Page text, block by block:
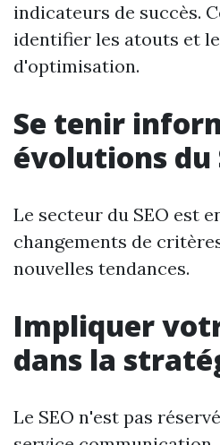
indicateurs de succès.
identifier les atouts et
d'optimisation.
Se tenir
évolutions du
Le secteur du SEO est
changements de
nouvelles tendances.
Impliquer
dans la
Le SEO n'est pas